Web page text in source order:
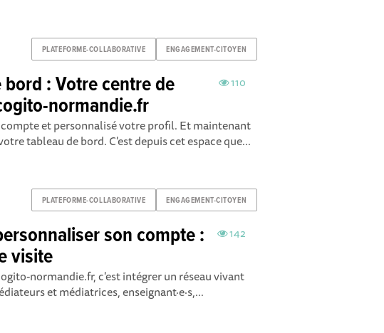
PLATEFORME-COLLABORATIVE ENGAGEMENT-CITOYEN
110
bord : Votre centre de
normandie.fr
compte et personnalisé votre profil. Et maintenant
tableau de bord. C'est depuis cet espace que...
PLATEFORME-COLLABORATIVE ENGAGEMENT-CITOYEN
142
son compte :
visite
normandie.fr, c'est intégrer un réseau vivant
et médiatrices, enseignant·e·s,...